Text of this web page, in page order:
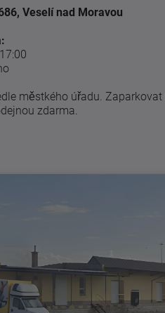
Veselí nad Moravou
městkého úřadu.
zdarma.